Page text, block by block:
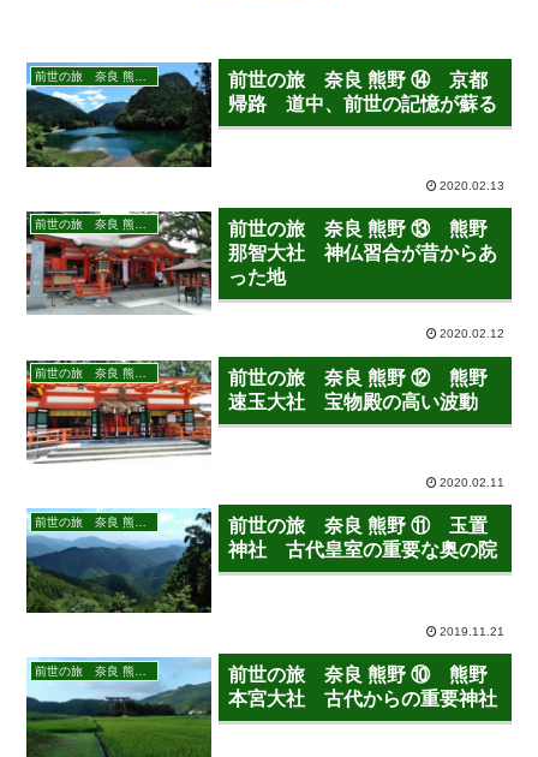
前世の旅 奈良 熊野 ⑭ 京都
帰路 道中、前世の記憶が蘇る
2020.02.13
前世の旅 奈良 熊野 2019年7月28日－30日
前世の旅 奈良 熊野 ⑬ 熊野
那智大社 神仏習合が昔からあ
った地
2020.02.12
前世の旅 奈良 熊野 ⑫ 熊野
速玉大社 宝物殿の高い波動
2020.02.11
前世の旅 奈良 熊野 ⑪ 玉置
神社 古代皇室の重要な奥の院
2019.11.21
前世の旅 奈良 熊野 ⑩ 熊野
本宮大社 古代からの重要神社